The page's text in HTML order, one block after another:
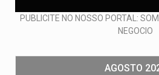
PUBLICITE NO NOSSO PORTAL:
NEGOCIO
AGOSTO